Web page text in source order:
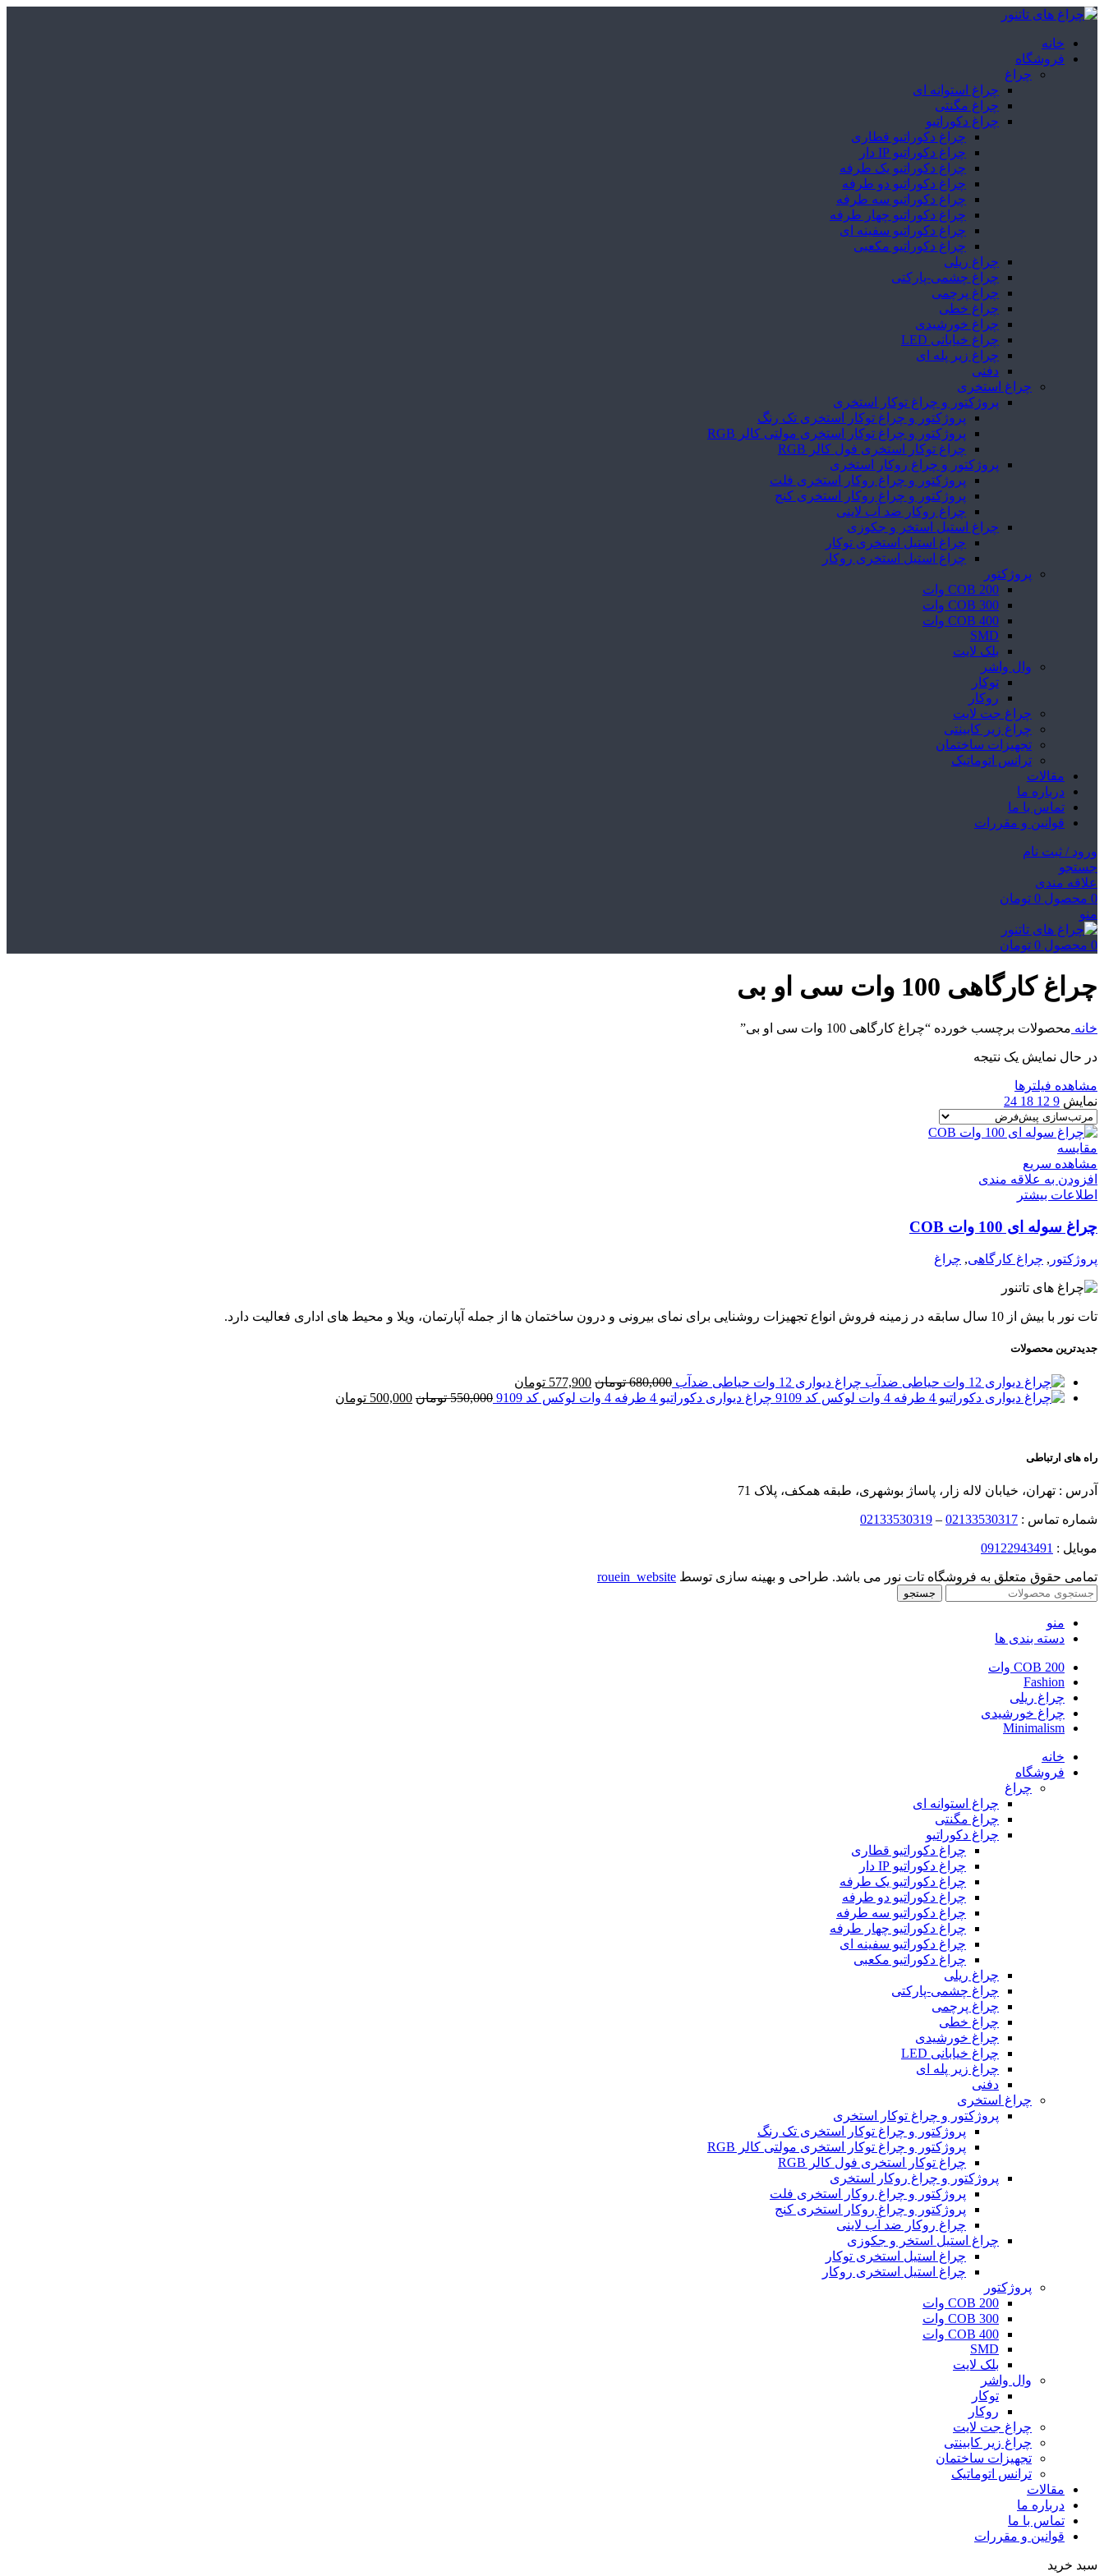
خانه
فروشگاه
چراغ
چراغ استوانه ای
چراغ مگنتی
چراغ دکوراتیو
چراغ دکوراتیو قطاری
چراغ دکوراتیو IP دار
چراغ دکوراتیو یک طرفه
چراغ دکوراتیو دو طرفه
چراغ دکوراتیو سه طرفه
چراغ دکوراتیو چهار طرفه
چراغ دکوراتیو سفینه ای
چراغ دکوراتیو مکعبی
چراغ ریلی
چراغ چشمی-پارکتی
چراغ پرچمی
چراغ خطی
چراغ خورشیدی
چراغ خیابانی LED
چراغ زیر پله ای
دفنی
چراغ استخری
پروژکتور و چراغ توکار استخری
پروژکتور و چراغ توکار استخری تک رنگ
پروژکتور و چراغ توکار استخری مولتی کالر RGB
چراغ توکار استخری فول کالر RGB
پروژکتور و چراغ روکار استخری
پروژکتور و چراغ روکار استخری فلت
پروژکتور و چراغ روکار استخری کنج
چراغ روکار ضد آب لاینی
چراغ استیل استخر و جکوزی
چراغ استیل استخری توکار
چراغ استیل استخری روکار
پروژکتور
COB 200 وات
COB 300 وات
COB 400 وات
SMD
بلک لایت
وال واشر
توکار
روکار
چراغ جت لایت
چراغ زیر کابینتی
تجهیزات ساختمان
ترانس اتوماتیک
مقالات
درباره ما
تماس با ما
قوانین و مقررات
ورود / ثبت نام
جستجو
علاقه مندی
0 محصول 0 تومان
منو
0 محصول 0 تومان
چراغ کارگاهی 100 وات سی او بی
خانه محصولات برچسب خورده “چراغ کارگاهی 100 وات سی او بی”
در حال نمایش یک نتیجه
مشاهده فیلترها
نمایش 9
12
18
24
مقایسه
مشاهده سریع
افزودن به علاقه مندی
اطلاعات بیشتر
چراغ سوله ای 100 وات COB
پروژکتور , چراغ کارگاهی, چراغ
تات نور با بیش از 10 سال سابقه در زمینه فروش انواع تجهیزات روشنایی برای نمای بیرونی و درون ساختمان ها از جمله آپارتمان، ویلا و محیط های اداری فعالیت دارد.
جدیدترین محصولات
چراغ دیواری 12 وات حیاطی ضدآب 680,000 تومان 577,900 تومان
چراغ دیواری دکوراتیو 4 طرفه 4 وات لوکس کد 9109
550,000 تومان 500,000 تومان
راه های ارتباطی
آدرس : تهران، خیابان لاله زار، پاساژ بوشهری، طبقه همکف، پلاک 71
شماره تماس : 02133530317
–
02133530319
موبایل : 09122943491
تمامی حقوق متعلق به فروشگاه تات نور می باشد. طراحی و بهینه سازی توسط rouein_website
جستجو
منو
دسته بندی ها
COB 200 وات
Fashion
چراغ ریلی
چراغ خورشیدی
Minimalism
خانه
فروشگاه
چراغ
چراغ استوانه ای
چراغ مگنتی
چراغ دکوراتیو
چراغ دکوراتیو قطاری
چراغ دکوراتیو IP دار
چراغ دکوراتیو یک طرفه
چراغ دکوراتیو دو طرفه
چراغ دکوراتیو سه طرفه
چراغ دکوراتیو چهار طرفه
چراغ دکوراتیو سفینه ای
چراغ دکوراتیو مکعبی
چراغ ریلی
چراغ چشمی-پارکتی
چراغ پرچمی
چراغ خطی
چراغ خورشیدی
چراغ خیابانی LED
چراغ زیر پله ای
دفنی
چراغ استخری
پروژکتور و چراغ توکار استخری
پروژکتور و چراغ توکار استخری تک رنگ
پروژکتور و چراغ توکار استخری مولتی کالر RGB
چراغ توکار استخری فول کالر RGB
پروژکتور و چراغ روکار استخری
پروژکتور و چراغ روکار استخری فلت
پروژکتور و چراغ روکار استخری کنج
چراغ روکار ضد آب لاینی
چراغ استیل استخر و جکوزی
چراغ استیل استخری توکار
چراغ استیل استخری روکار
پروژکتور
COB 200 وات
COB 300 وات
COB 400 وات
SMD
بلک لایت
وال واشر
توکار
روکار
چراغ جت لایت
چراغ زیر کابینتی
تجهیزات ساختمان
ترانس اتوماتیک
مقالات
درباره ما
تماس با ما
قوانین و مقررات
سبد خرید